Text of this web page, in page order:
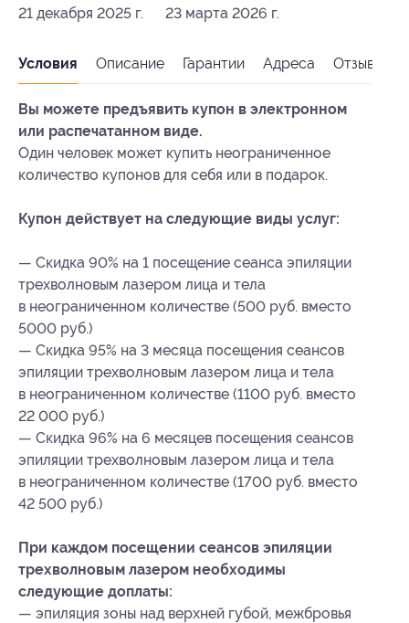
21 декабря 2025 г. 23 марта 2026 г.
Условия Описание Гарантии Адреса Отзывы
Вы можете предъявить купон в электронном
или распечатанном виде.
Один человек может купить неограниченное
количество купонов для себя или в подарок.
Купон действует на следующие виды услуг:
— Скидка 90% на 1 посещение сеанса эпиляции
трехволновым лазером лица и тела
в неограниченном количестве (500 руб. вместо
5000 руб.)
— Скидка 95% на 3 месяца посещения сеансов
эпиляции трехволновым лазером лица и тела
в неограниченном количестве (1100 руб. вместо
22 000 руб.)
— Скидка 96% на 6 месяцев посещения сеансов
эпиляции трехволновым лазером лица и тела
в неограниченном количестве (1700 руб. вместо
42 500 руб.)
При каждом посещении сеансов эпиляции
трехволновым лазером необходимы
следующие доплаты:
— эпиляция зоны над верхней губой, межбровья